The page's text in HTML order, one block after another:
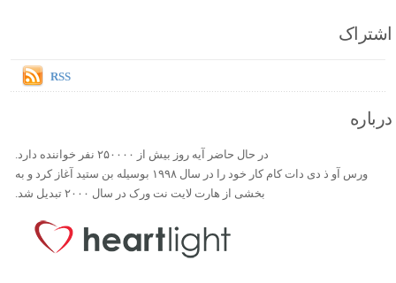
اشتراک
RSS
درباره
در حال حاضر آیه روز بیش از ۲۵۰۰۰۰ نفر خواننده دارد.
ورس آو ذ دی دات کام کار خود را در سال ۱۹۹۸ بوسیله بن ستید آغاز کرد و به
بخشی از هارت لایت نت ورک در سال ۲۰۰۰ تبدیل شد.